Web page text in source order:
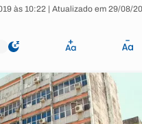
às 10:22 | Atualizado em 29/08/